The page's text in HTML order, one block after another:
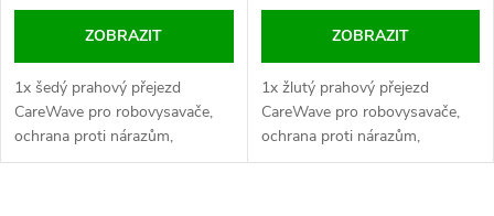
ZOBRAZIT
1x šedý prahový přejezd
CareWave pro robovysavače,
ochrana proti nárazům,
efektivní čištění přechodů.
ZOBRAZIT
1x žlutý prahový přejezd
CareWave pro robovysavače,
ochrana proti nárazům,
efektivní čištění přechodů.